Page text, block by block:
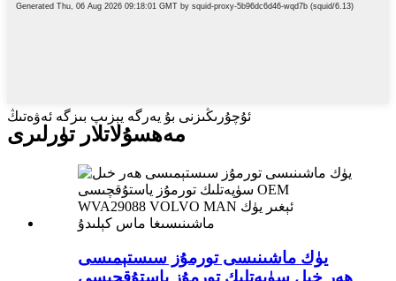
ئۇچۇرىڭىزنى بۇ يەرگە يېزىپ بىزگە ئەۋەتىڭ
مەھسۇلاتلار تۈرلىرى
يۈك ماشىنىسى تورمۇز سىستېمىسى
ھەر خىل سۈپەتلىك تورمۇز ياستۇقچىسى